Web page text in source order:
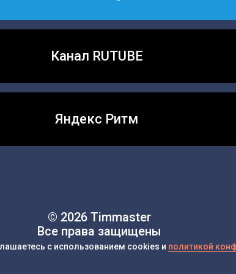
Канал RUTUBE
Яндекс Ритм
© 2026 Timmaster
Все права защищены
с использованием cookies и политикой